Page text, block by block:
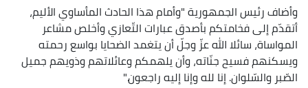
وأضاف رئيس الجمهورية "وأمام هذا الحادث المأساوي الأليم،
أتقدّم إلى فخامتكم بأصدق عبارات التّعازي وأخلص مشاعر
المواساة، سائلا الله عزّ وجلّ أن يتغمد الضحايا بواسع رحمته
ويسكنهم فسيح جنّاته، وأن يلهمكم وعائلاتهم وذويهم جميل
الصّبر والسّلوان. إنا لله وإنا إليه راجعون."